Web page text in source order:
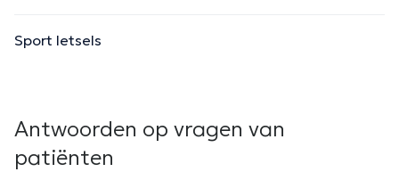
Sport letsels
Antwoorden op vragen van
patiënten